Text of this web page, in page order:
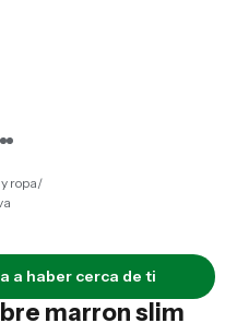
ropa/
a haber cerca de ti
marron slim